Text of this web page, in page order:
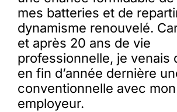
mes batteries et de
dynamisme renouvelé.
et après 20 ans de vie
professionnelle, je venais
en fin d’année dernière
conventionnelle avec mon
employeur.